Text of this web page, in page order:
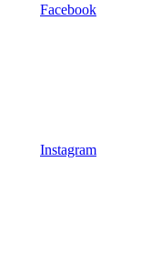
Facebook
Instagram